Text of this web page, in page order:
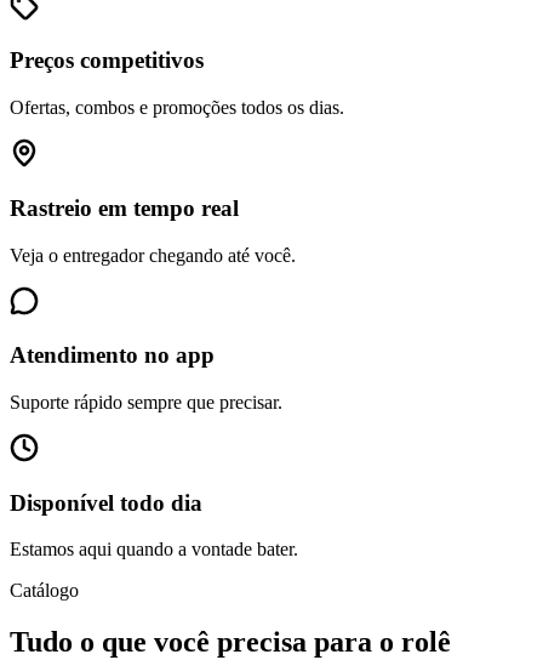
Preços competitivos
Ofertas, combos e promoções todos os dias.
Rastreio em tempo real
Veja o entregador chegando até você.
Atendimento no app
Suporte rápido sempre que precisar.
Disponível todo dia
Estamos aqui quando a vontade bater.
Catálogo
Tudo o que você precisa para o rolê